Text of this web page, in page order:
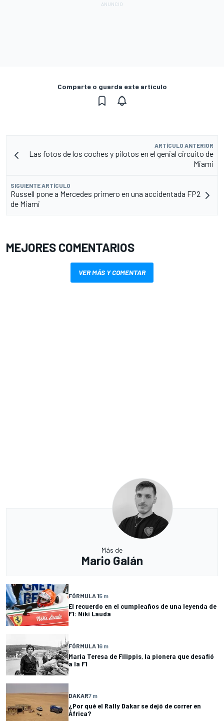
Comparte o guarda este artículo
ARTÍCULO ANTERIOR
Las fotos de los coches y pilotos en el genial circuito de
Miami
SIGUIENTE ARTÍCULO
Russell pone a Mercedes primero en una accidentada FP2
de Miami
MEJORES COMENTARIOS
VER MÁS Y COMENTAR
Más de
Mario Galán
FÓRMULA 15 m
El recuerdo en el cumpleaños de una leyenda de
F1: Niki Lauda
FÓRMULA 16 m
Maria Teresa de Filippis, la pionera que desafió
a la F1
DAKAR7 m
¿Por qué el Rally Dakar se dejó de correr en
África?